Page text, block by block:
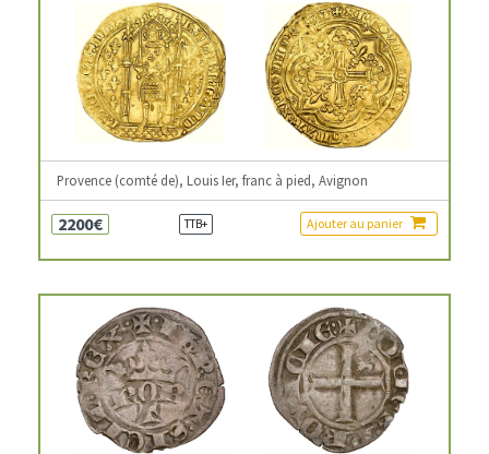
Provence (comté de), Louis Ier, franc à pied, Avignon
2200€ TTB+ Ajouter au panier